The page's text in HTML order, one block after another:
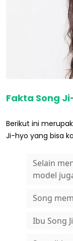
Fakta Song
Berikut ini
Ji-hyo yang bisa
Selain
model
Song
Ibu Song